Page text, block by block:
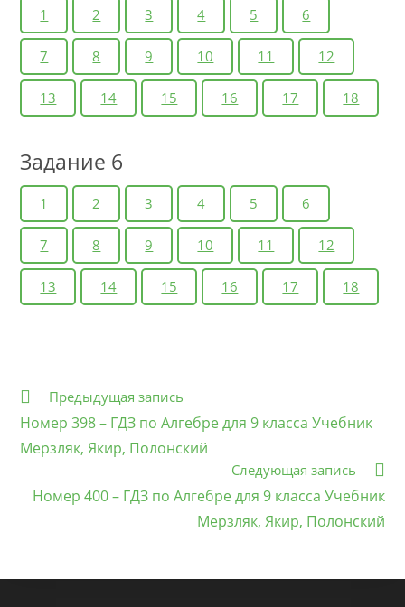
1 2 3 4 5 6
7 8 9 10 11 12
13 14 15 16 17 18
Задание 6
1 2 3 4 5 6
7 8 9 10 11 12
13 14 15 16 17 18
Еще
Предыдущая запись
Номер 398 – ГДЗ по Алгебре для 9 класса Учебник
Мерзляк, Якир, Полонский
Следующая запись
Номер 400 – ГДЗ по Алгебре для 9 класса Учебник
Мерзляк, Якир, Полонский